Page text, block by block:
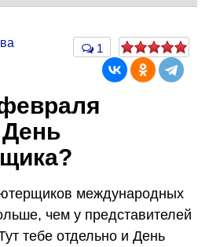
1
международных
чем у представителей
тебе отдельно и День